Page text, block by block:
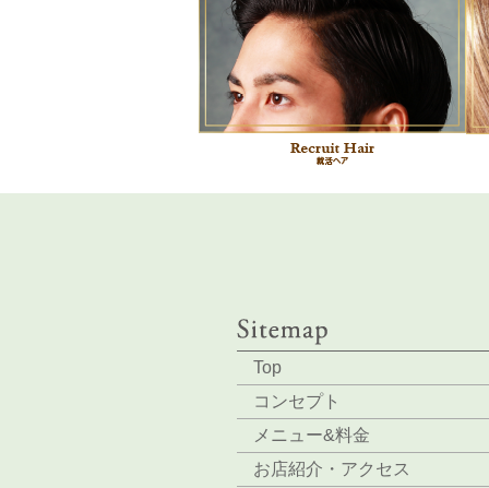
Top
コンセプト
メニュー&料金
お店紹介・アクセス